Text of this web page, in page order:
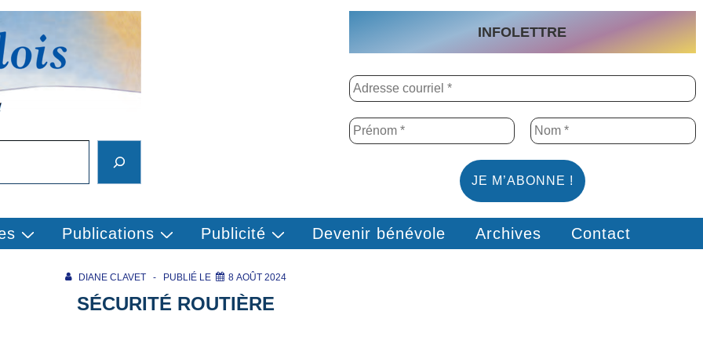
INFOLETTRE
Publications Publicité Devenir bénévole Archives Contact
DIANE CLAVET PUBLIÉ LE 8 AOÛT 2024
SÉCURITÉ ROUTIÈRE